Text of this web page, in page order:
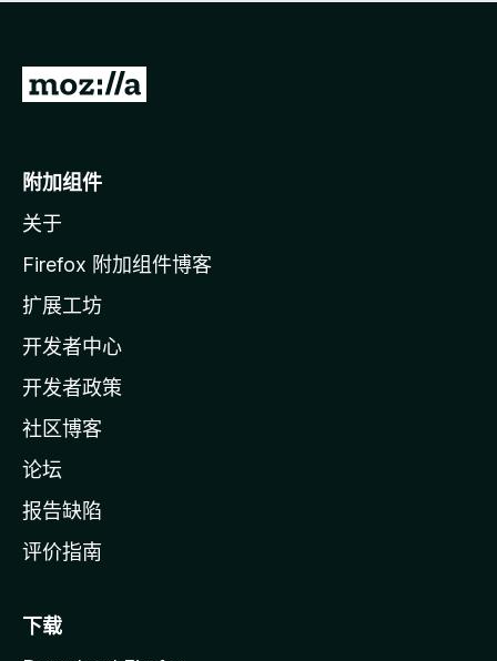
无
转
o
i
l
a
主
页
附加组件
关于
Firefox 附加组件博客
扩展工坊
开发者中心
开发者政策
社区博客
论坛
报告缺陷
评价指南
下载